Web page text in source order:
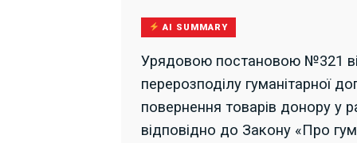
AI SUMMARY
Урядовою постановою №321
перерозподілу гуманітарної
повернення товарів донору у
відповідно до Закону «Про